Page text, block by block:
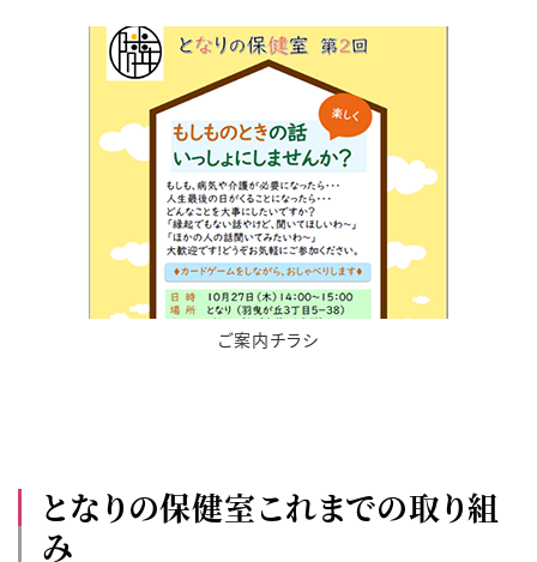
ご案内チラシ
となりの保健室これまでの取り組
み